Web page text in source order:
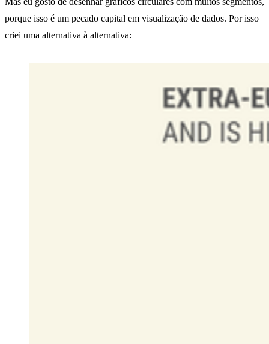
porque isso é um pecado capital em visualização de dados. Por isso
criei uma alternativa à alternativa: